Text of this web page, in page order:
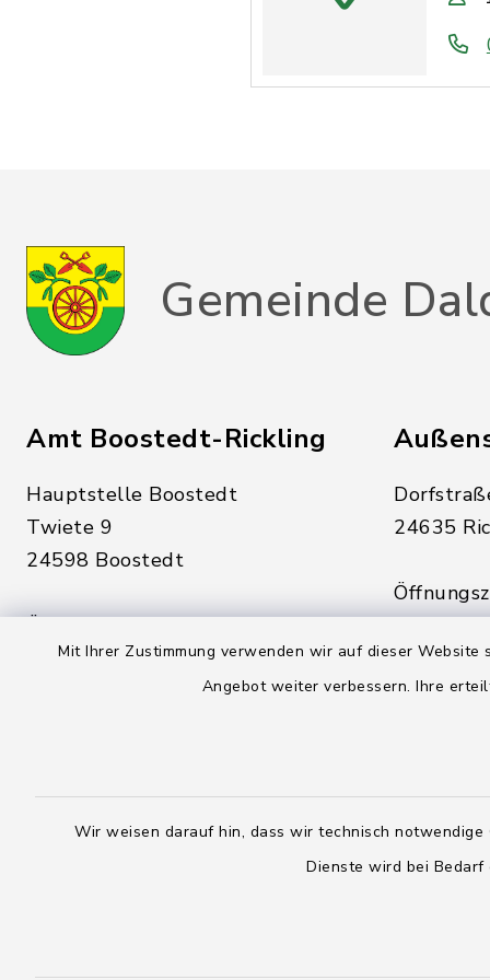
Mit Ihrer Zustimmung verwenden wir auf dieser
Angebot weiter verbessern. Ihre
Wir weisen darauf hin, dass wir technisch
Dienste wird bei
Gemeinde
Amt Boostedt-Rickling
Hauptstelle Boostedt
Twiete 9
24598 Boostedt
Öffnungszeiten hier:
Montag, Dienstag, Donnerstag,
sowie zusätzlich am Dienstag:
14:00 - 18:00 Uhr
24635
Montag,
Freitag:
08:00 -
14:00 -